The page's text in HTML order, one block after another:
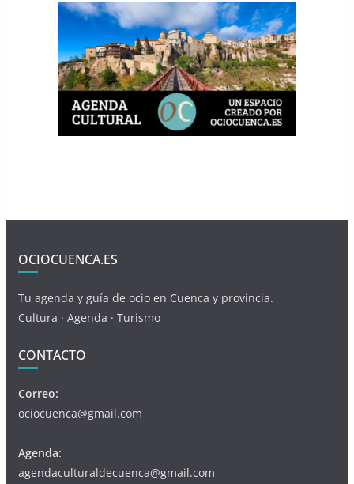
OCIOCUENCA.ES
Tu agenda y guía de ocio en Cuenca y provincia.
Cultura · Agenda · Turismo
CONTACTO
Correo:
ociocuenca@gmail.com
Agenda:
agendaculturaldecuenca@gmail.com